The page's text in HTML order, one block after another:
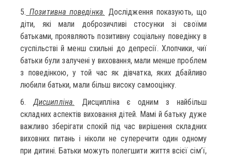
5. Позитивна поведінка. Дослідження показують, що
діти, які мали доброзичливі стосунки зі своїми
батьками, проявляють позитивну соціальну поведінку в
суспільстві й менш схильні до депресії. Хлопчики, чиї
батьки були залучені у виховання, мали менше проблем
з поведінкою, у той час як дівчатка, яких дбайливо
любили батьки, мали більш високу самооцінку.
6.Дисципліна.
Дисципліна є одним з найбільш
складних аспектів виховання дітей. Мамі й батьку дуже
важливо зберігати спокій під час вирішення складних
виховних питань і ніколи не суперечити один одному
при дитині. Батьки можуть полегшити життя всієї сім’ї,